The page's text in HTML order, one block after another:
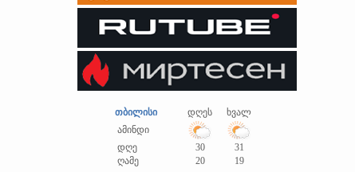
თბილისი დღეს
ხვალ
ამინდი
დღე
30
31
ღამე
20 19